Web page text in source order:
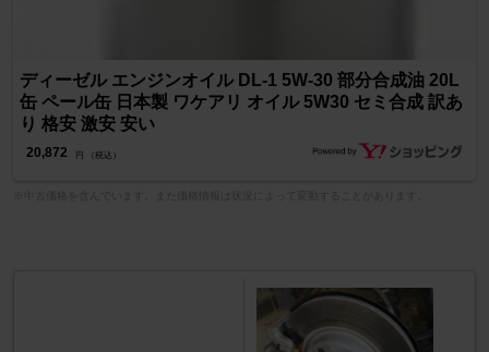
ディーゼル エンジンオイル DL-1 5W-30 部分合成油 20L
缶 ペール缶 日本製 ワケアリ オイル 5W30 セミ合成 訳あ
り 格安 激安 安い
20,872 円 （税込）